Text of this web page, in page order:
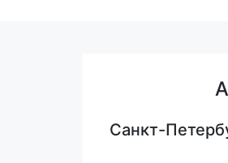
Санкт-